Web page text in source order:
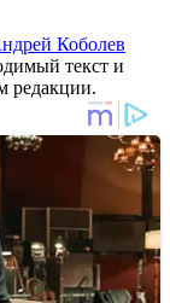
Коболев
текст и
редакции.